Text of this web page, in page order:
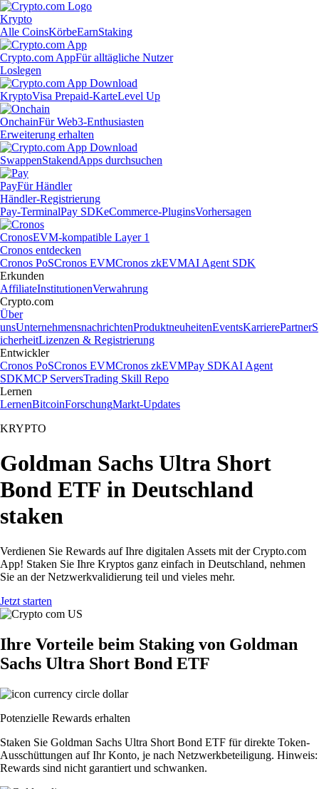
Krypto
Alle CoinsKörbeEarnStaking
Crypto.com AppFür alltägliche Nutzer
Loslegen
KryptoVisa Prepaid-KarteLevel Up
OnchainFür Web3-Enthusiasten
Erweiterung erhalten
SwappenStakendApps durchsuchen
PayFür Händler
Händler-Registrierung
Pay-TerminalPay SDKeCommerce-PluginsVorhersagen
CronosEVM-kompatible Layer 1
Cronos entdecken
Cronos PoSCronos EVMCronos zkEVMAI Agent SDK
Erkunden
AffiliateInstitutionenVerwahrung
Crypto.com
Über
unsUnternehmensnachrichtenProduktneuheitenEventsKarrierePartnerS
icherheitLizenzen & Registrierung
Entwickler
Cronos PoSCronos EVMCronos zkEVMPay SDKAI Agent
SDKMCP ServersTrading Skill Repo
Lernen
LernenBitcoinForschungMarkt-Updates
KRYPTO
Goldman Sachs Ultra Short
Bond ETF in Deutschland
staken
Verdienen Sie Rewards auf Ihre digitalen Assets mit der Crypto.com
App! Staken Sie Ihre Kryptos ganz einfach in Deutschland, nehmen
Sie an der Netzwerkvalidierung teil und vieles mehr.
Jetzt starten
Ihre Vorteile beim Staking von Goldman
Sachs Ultra Short Bond ETF
Potenzielle Rewards erhalten
Staken Sie Goldman Sachs Ultra Short Bond ETF für direkte Token-
Ausschüttungen auf Ihr Konto, je nach Netzwerkbeteiligung. Hinweis:
Rewards sind nicht garantiert und schwanken.